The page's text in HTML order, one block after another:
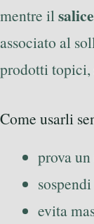
mentre il
associato al
prodotti topici,
Come usarli
prova
evita